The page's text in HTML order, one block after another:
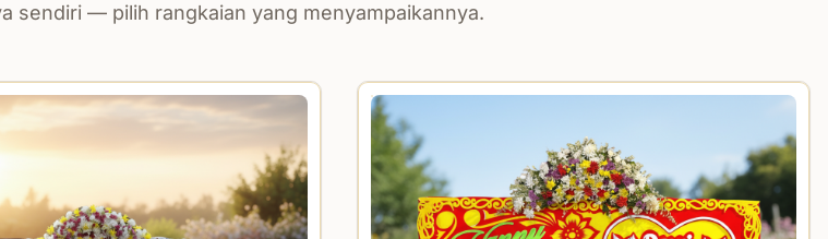
sendiri — pilih rangkaian yang menyampaikannya.